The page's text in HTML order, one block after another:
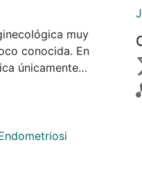
muy
conocida. En
únicamente
otros casos, sí
dolor intenso
dolorosas y